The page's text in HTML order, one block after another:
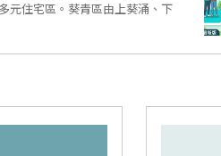
元住宅區。葵青區由上葵涌、下